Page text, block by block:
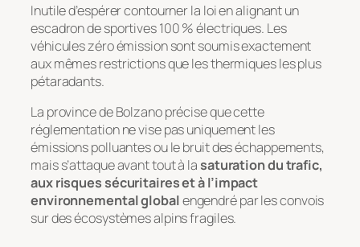
Inutile d’espérer contourner la loi en alignant un
escadron de sportives 100 % électriques. Les
véhicules zéro émission sont soumis exactement
aux mêmes restrictions que les thermiques les plus
pétaradants.
La province de Bolzano précise que cette
réglementation ne vise pas uniquement les
émissions polluantes ou le bruit des échappements,
mais s’attaque avant tout à la saturation du trafic,
aux risques sécuritaires et à l’impact
environnemental globalengendré par les convois
sur des écosystèmes alpins fragiles.